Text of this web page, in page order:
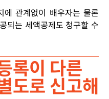
에 관계없이 배우자는 물론
되는 세액공제도 청구할 수
록이 다른
도로 신고해